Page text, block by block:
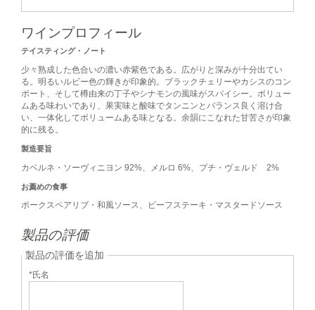
ワインプロフィール
テイスティング・ノート
少々熟成した色合いの濃い赤紫色である。広がりと深みが十分出てい
る。明るいルビー色の輝きが印象的。ブラックチェリーやカシスのコン
ポート、そして樽由来の丁子やシナモンの風味がスパイシー。ボリュー
ムある味わいであり、果実味と酸味でタンニンとバランス良く溶け合
い、一体化してボリュームある味となる。余韻にこなれた甘苦さが印象
的に残る。
製造要旨
カベルネ・ソーヴィニヨン 92%、メルロ 6%、プチ・ヴェルド 2%
お薦めの食事
ポークスペアリブ・和風ソース、ビーフステーキ・マスタードソース
製品の評価
製品の評価を追加
*氏名